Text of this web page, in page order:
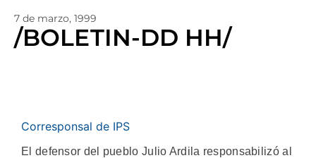
7 de marzo, 1999
/BOLETIN-DD HH/
Corresponsal de IPS
El defensor del pueblo Julio Ardila responsabilizó al